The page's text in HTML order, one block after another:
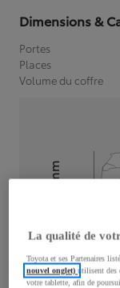
Dimensions &
Portes
Places
Volume du coffre
mm
La qualité de
Toyota et ses Partenaires
nouvel onglet)utilisent des
votre tablette, afin de